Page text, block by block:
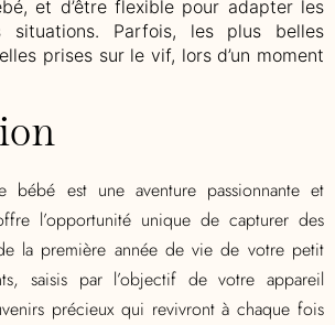
et d’être flexible pour adapter les
situations. Parfois, les plus belles
prises sur le vif, lors d’un moment
bébé est une aventure passionnante et
l’opportunité unique de capturer des
la première année de vie de votre petit
saisis par l’objectif de votre appareil
précieux qui revivront à chaque fois